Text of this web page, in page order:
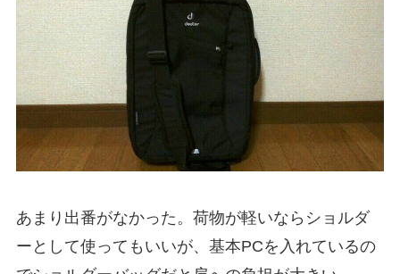
あまり出番がなかった。荷物が軽いならショルダ
ーとして使ってもいいが、基本PCを入れているの